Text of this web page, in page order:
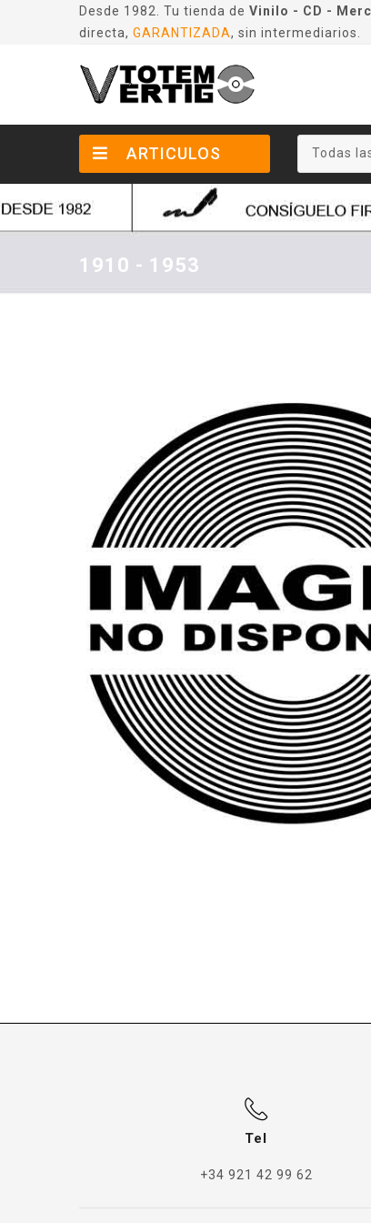
Desde 1982. Tu tienda de Vinilo - CD -
directa, GARANTIZADA, sin intermediarios.
ARTICULOS Todas
1910 - 1953
Tel
+34 921 42 99 62